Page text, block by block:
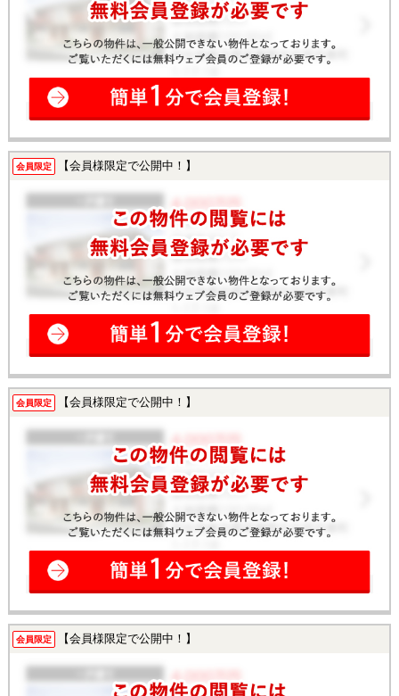
会員限定 【会員様限定で公開中！】
会員限定 【会員様限定で公開中！】
会員限定 【会員様限定で公開中！】